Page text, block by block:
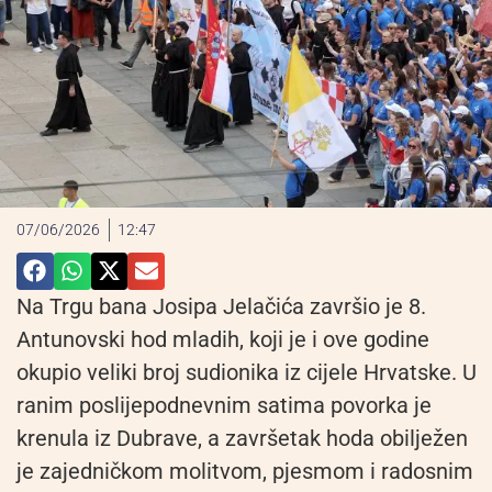
07/06/2026 12:47
Na Trgu bana Josipa Jelačića završio je 8.
Antunovski hod mladih, koji je i ove godine
okupio veliki broj sudionika iz cijele Hrvatske. U
ranim poslijepodnevnim satima povorka je
krenula iz Dubrave, a završetak hoda obilježen
je zajedničkom molitvom, pjesmom i radosnim